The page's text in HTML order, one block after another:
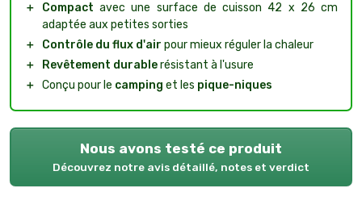
＋
Compact avec une surface de cuisson 42 x 26 cm
adaptée aux petites sorties
＋
Contrôle du flux d'air pour mieux réguler la chaleur
＋
Revêtement durablerésistant à l'usure
＋ Conçu pour le camping et les pique-niques
Nous avons testé ce produit
Découvrez notre avis détaillé, notes et verdict